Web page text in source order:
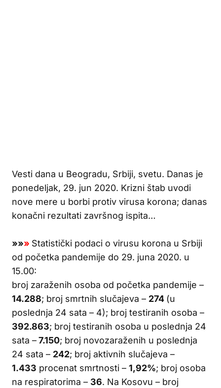
Vesti dana u Beogradu, Srbiji, svetu. Danas je
ponedeljak, 29. jun 2020. Krizni štab uvodi
nove mere u borbi protiv virusa korona; danas
konačni rezultati završnog ispita…
»»» Statistički podaci o virusu korona u Srbiji
od početka pandemije do 29. juna 2020. u
15.00:
broj zaraženih osoba od početka pandemije –
14.288; broj smrtnih slučajeva – 274 (u
poslednja 24 sata – 4); broj testiranih osoba –
392.863; broj testiranih osoba u poslednja 24
sata –7.150; broj novozaraženih u poslednja
24 sata – 242; broj aktivnih slučajeva –
1.433 procenat smrtnosti – 1,92%; broj osoba
na respiratorima – 36. Na Kosovu – broj